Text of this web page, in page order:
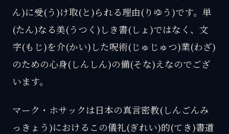
ん)に受(う)け取(と)られる理由(りゆう)です。単
(たん)なる美(うつく)しき書(しょ)ではなく、文
字(もじ)を介(かい)した呪術(じゅじゅつ)業(わざ)
のための心身(しんしん)の備(そな)えなのでござ
います。
マーク・ホサックは日本の真言密教(しんごんみ
っきょう)におけるこの儀礼(ぎれい)的(てき)書道